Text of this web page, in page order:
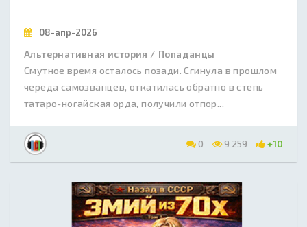
08-апр-2026
Альтернативная история / Попаданцы
Смутное время осталось позади. Сгинула в прошлом
череда самозванцев, откатилась обратно в степь
татаро-ногайская орда, получили отпор...
0 9 259 +10